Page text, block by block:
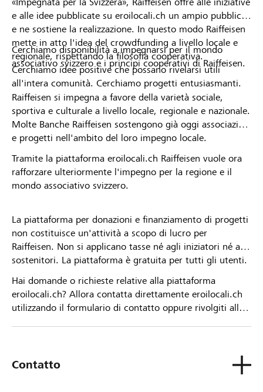
e alle idee pubblicate su eroilocali.ch un ampio pubblico
e ne sostiene la realizzazione. In questo modo Raiffeisen
mette in atto l'idea del crowdfunding a livello locale e
regionale, rispettando la filosofia cooperativa.
Cerchiamo idee positive che possano rivelarsi utili
all'intera comunità. Cerchiamo progetti entusiasmanti.
Cerchiamo disponibilità a impegnarsi per il mondo
associativo svizzero e i principi cooperativi di Raiffeisen.
Raiffeisen si impegna a favore della varietà sociale,
sportiva e culturale a livello locale, regionale e nazionale.
Molte Banche Raiffeisen sostengono già oggi associazioni
e progetti nell'ambito del loro impegno locale.
Tramite la piattaforma eroilocali.ch Raiffeisen vuole ora
rafforzare ulteriormente l'impegno per la regione e il
mondo associativo svizzero.
La piattaforma per donazioni e finanziamento di progetti
non costituisce un'attività a scopo di lucro per
Raiffeisen. Non si applicano tasse né agli iniziatori né ai
sostenitori. La piattaforma è gratuita per tutti gli utenti.
Hai domande o richieste relative alla piattaforma
eroilocali.ch? Allora contatta direttamente eroilocali.ch
utilizzando il formulario di contatto oppure rivolgiti alla
Contatto